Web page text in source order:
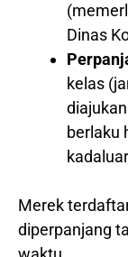
Dinas
kelas
berlaku
Merek
diperpanjang